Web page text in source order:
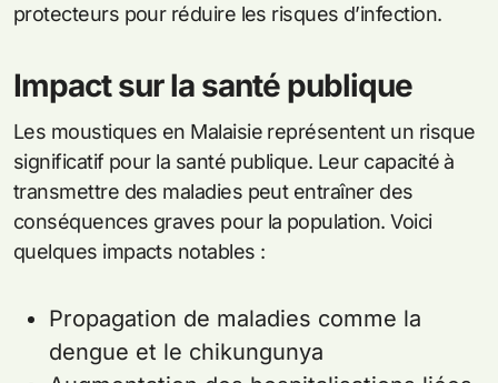
protecteurs pour réduire les risques d’infection.
Impact sur la santé publique
Les moustiques en Malaisie représentent un risque
significatif pour la santé publique. Leur capacité à
transmettre des maladies peut entraîner des
conséquences graves pour la population. Voici
quelques impacts notables :
Propagation de maladies comme la
dengue et le chikungunya